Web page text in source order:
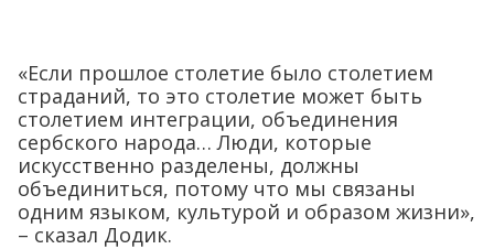
«Если прошлое столетие было столетием
страданий, то это столетие может быть
столетием интеграции, объединения
сербского народа… Люди, которые
искусственно разделены, должны
объединиться, потому что мы связаны
одним языком, культурой и образом жизни»,
– сказал Додик.